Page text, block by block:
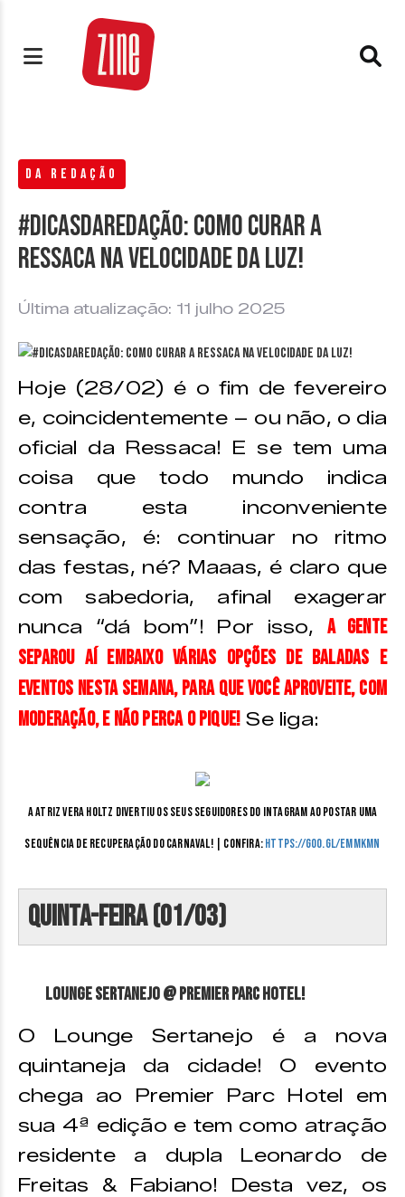
DA REDAÇÃO
#DicasDaRedação: Como curar a
ressaca na velocidade da luz!
Última atualização: 11 julho 2025
Hoje (28/02) é o fim de fevereiro
e, coincidentemente – ou não, o dia
oficial da Ressaca! E se tem uma
coisa que todo mundo indica
contra esta inconveniente
sensação, é: continuar no ritmo
das festas, né? Maaas, é claro que
com sabedoria, afinal exagerar
nunca “dá bom”! Por isso,a gente
separou aí embaixo várias opções de baladas e
eventos nesta semana, para que você aproveite, com
moderação, e não perca o pique! Se liga:
A Atriz vera Holtz divertiu os seus seguidores do Intagram ao postar uma
sequência de recuperação do Carnaval! | Confira:https://goo.gl/eMmkmN
Quinta-feira (01/03)
Lounge Sertanejo @ Premier Parc Hotel!
O Lounge Sertanejo é a nova
quintaneja da cidade! O evento
chega ao Premier Parc Hotel em
sua 4ª edição e tem como atração
residente a dupla Leonardo de
Freitas & Fabiano! Desta vez, os